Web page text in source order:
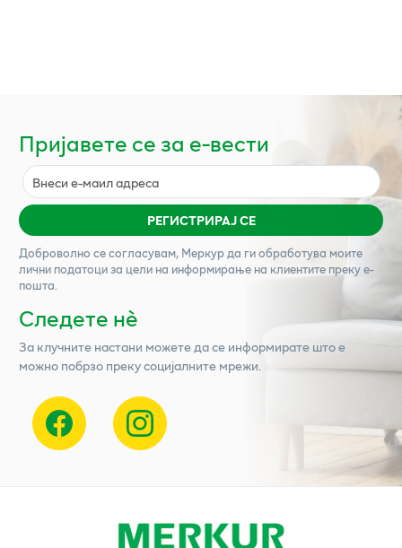
Пријавете се за е-вести
РЕГИСТРИРАЈ СЕ
Доброволно се согласувам, Меркурда ги обработува моите
лични податоци за цели на информирање на клиентите преку е-
пошта.
Следете нѐ
За клучните настани можете да се информирате што е
можно побрзо преку социјалните мрежи.